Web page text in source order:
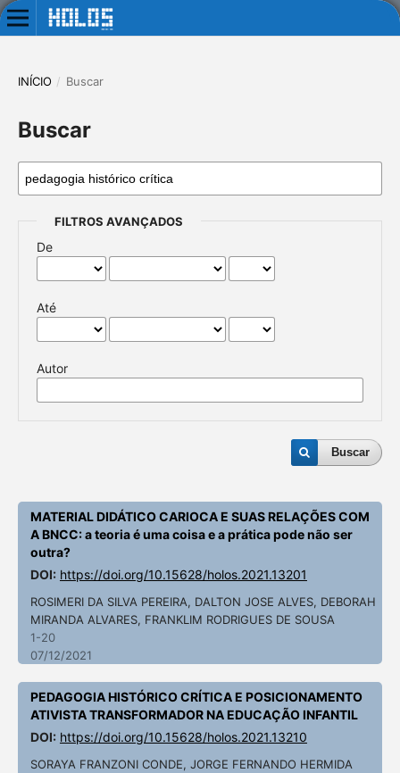
INÍCIO / Buscar
Buscar
FILTROS AVANÇADOS
De
Até
Autor
Buscar
MATERIAL DIDÁTICO CARIOCA E SUAS RELAÇÕES COM
A BNCC: a teoria é uma coisa e a prática pode não ser
outra?
DOI: https://doi.org/10.15628/holos.2021.13201
ROSIMERI DA SILVA PEREIRA, DALTON JOSE ALVES, DEBORAH
MIRANDA ALVARES, FRANKLIM RODRIGUES DE SOUSA
1-20
07/12/2021
PEDAGOGIA HISTÓRICO CRÍTICA E POSICIONAMENTO
ATIVISTA TRANSFORMADOR NA EDUCAÇÃO INFANTIL
DOI: https://doi.org/10.15628/holos.2021.13210
SORAYA FRANZONI CONDE, JORGE FERNANDO HERMIDA